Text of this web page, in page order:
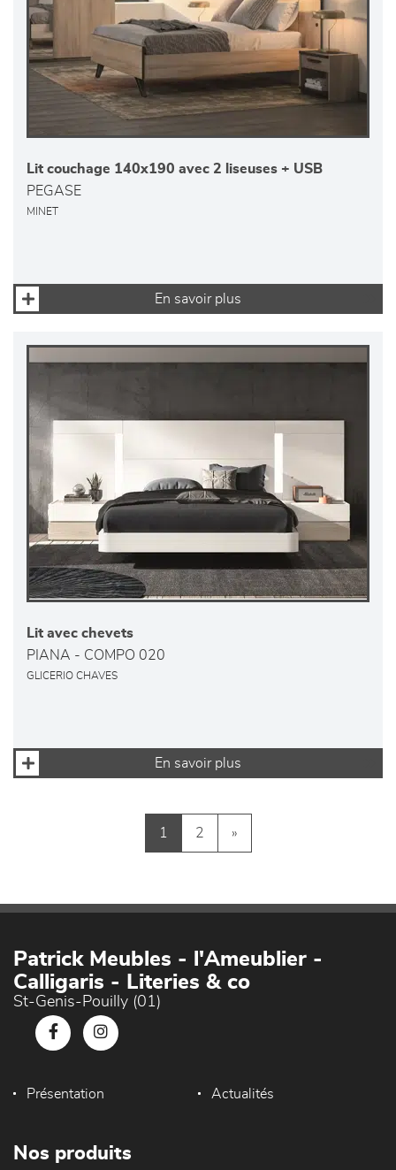
Lit couchage 140x190 avec 2 liseuses + USB
PEGASE
MINET
En savoir plus
Lit avec chevets
PIANA - COMPO 020
GLICERIO CHAVES
En savoir plus
1 2 »
Patrick Meubles - l'Ameublier -
Calligaris - Literies & co
St-Genis-Pouilly (01)
Présentation Actualités
Nos produits